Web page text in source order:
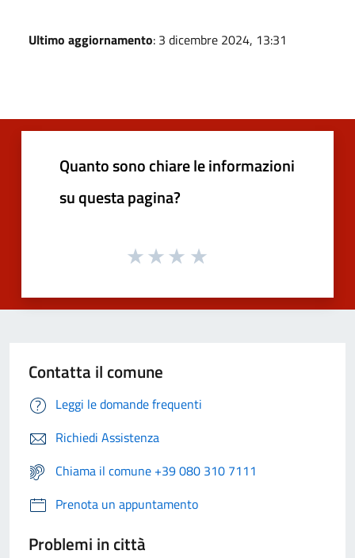
Ultimo aggiornamento: 3 dicembre 2024, 13:31
Quanto sono chiare le informazioni
su questa pagina?
Contatta il comune
Leggi le domande frequenti
Richiedi Assistenza
Chiama il comune +39 080 310 7111
Prenota un appuntamento
Problemi in città